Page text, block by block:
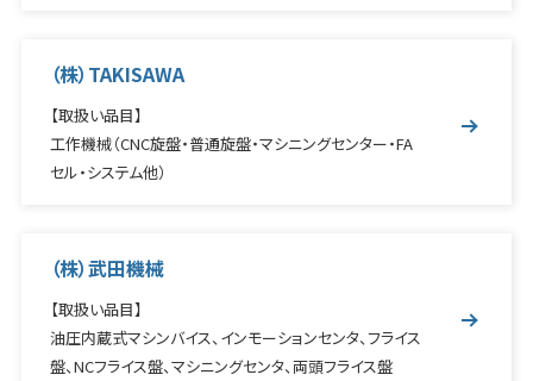
（株）TAKISAWA
【取扱い品目】
工作機械（CNC旋盤・普通旋盤・マシニングセンター・FA
セル・システム他）
（株）武田機械
【取扱い品目】
油圧内蔵式マシンバイス、インモーションセンタ、フライス
盤、NCフライス盤、マシニングセンタ、両頭フライス盤